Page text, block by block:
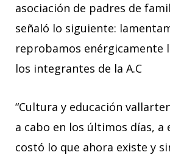
asociación de padres de
señaló lo siguiente:
reprobamos enérgicamente
los integrantes de la A.C
“Cultura y educación
a cabo en los últimos días, a
costó lo que ahora existe y